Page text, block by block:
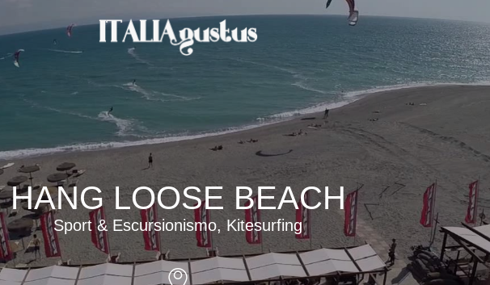
HANG LOOSE BEACH
Sport & Escursionismo, Kitesurfing